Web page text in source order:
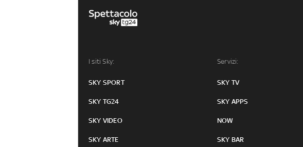
I siti Sky:
SKY SPORT
SKY TG24
SKY VIDEO
SKY ARTE
Servizi:
SKY TV
SKY APPS
NOW
SKY BAR